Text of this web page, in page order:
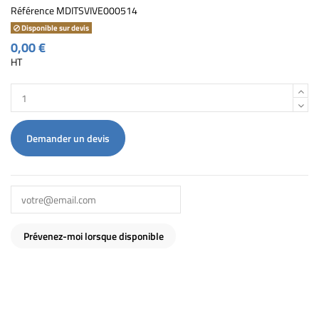
RéférenceMDITSVIVE000514
Disponible sur devis
0,00 €
HT
Demander un devis